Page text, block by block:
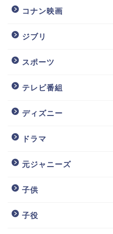
コナン映画
ジブリ
スポーツ
テレビ番組
ディズニー
ドラマ
元ジャニーズ
子供
子役